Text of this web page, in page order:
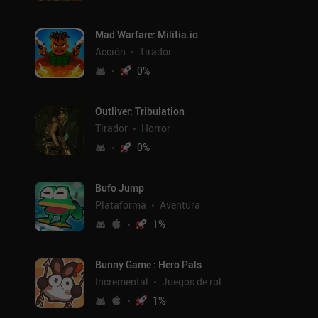
Mad Warfare: Militia.io
Acción
Tirador
0%
Outliver: Tribulation
Tirador
Horror
0%
Bufo Jump
Plataforma
Aventura
1%
Bunny Game : Hero Pals
Incremental
Juegos de rol
1%